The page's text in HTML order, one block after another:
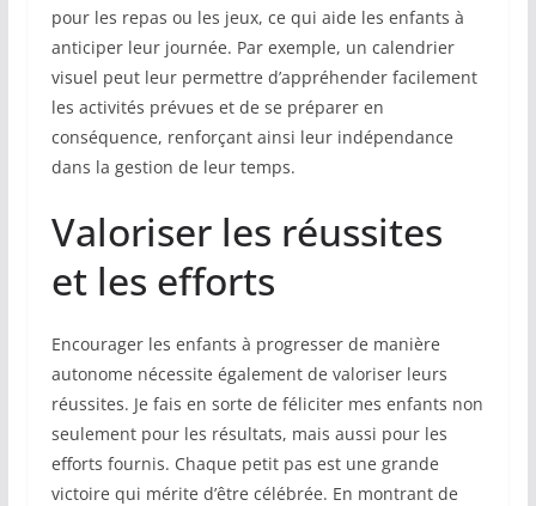
pour les repas ou les jeux, ce qui aide les enfants à
anticiper leur journée. Par exemple, un calendrier
visuel peut leur permettre d’appréhender facilement
les activités prévues et de se préparer en
conséquence, renforçant ainsi leur indépendance
dans la gestion de leur temps.
Valoriser les réussites
et les efforts
Encourager les enfants à progresser de manière
autonome nécessite également de valoriser leurs
réussites. Je fais en sorte de féliciter mes enfants non
seulement pour les résultats, mais aussi pour les
efforts fournis. Chaque petit pas est une grande
victoire qui mérite d’être célébrée. En montrant de